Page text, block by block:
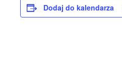
Dodaj do kalendarza